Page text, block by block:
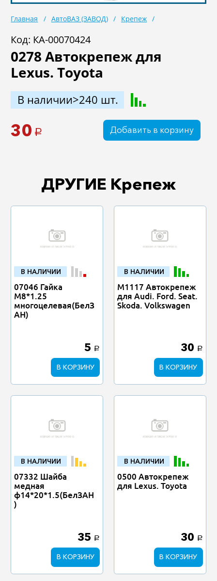
Масла
Иномарки
Крепеж колесный
Садовая техника
Инструмент
Лодки и моторы
Электроинструмент
и оснастка
Главная АвтоВАЗ (ЗАВОД) Крепеж
Код: КА-00070424
0278 Автокрепеж для
Lexus. Toyota
В наличии>240 шт.
30 a Добавить в корзину
ДРУГИЕ Крепеж
В НАЛИЧИИ
07046 Гайка
М8*1.25
многоцелевая(БелЗ
АН)
5 a
В КОРЗИНУ
В НАЛИЧИИ
M1117 Автокрепеж
для Audi. Ford. Seat.
Skoda. Volkswagen
30 a
В КОРЗИНУ
В НАЛИЧИИ
07332 Шайба
медная
ф14*20*1.5(БелЗАН
)
35 a
В КОРЗИНУ
В НАЛИЧИИ
0500 Автокрепеж
для Lexus. Toyota
30 a
В КОРЗИНУ